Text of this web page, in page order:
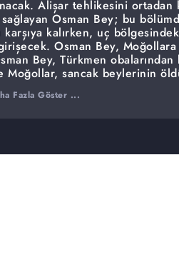
Alişar tehlikesini ortadan
Osman Bey; bu
kalırken, uç
Osman Bey, Moğollara
Bey, Türkmen
sancak beylerinin
Alişar'la evlendirilen
Fazla Göster ...